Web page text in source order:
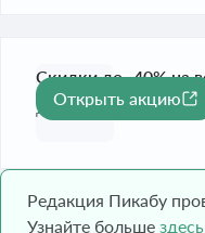
-40%
Скидки до -40% на
До 9 авг. 2026
Открыть акцию
Редакция Пикабу
Узнайте больше здесь